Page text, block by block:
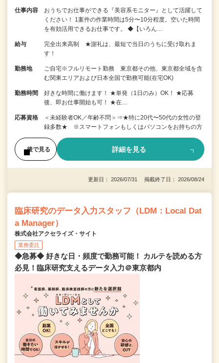
仕事内容
おうちでお仕事ができる『美容系モニター』として活躍して
ください！ 1案件の作業時間は5分〜10分程度。空いた時間
を有効活用できるお仕事です。 ◆【いろん…
給与
完全出来高制 ★謝礼は、最短で当日のうちに受け取れま
す！
勤務地
ご自宅※フルリモート勤務 東京都その他、東京都全域を含
む関東エリアおよび日本全国で勤務可能(在宅OK)
勤務時間
好きな時間に働けます！ ★単発（1日のみ）OK！ ★応募
後、即お仕事開始も可！ ★在…
応募資格
＜未経験者OK／年齢不問＞⇒★特に20代〜50代の女性の登
録多数★ ※スマートフォンもしくはパソコンをお持ちの方
後で見る 詳細を見る
更新日： 2026/07/31 掲載終了日： 2026/08/24
臨床研究のデータ入力スタッフ（LDM：Local Dat
a Manager）
株式会社アクセライズ・サイト
業務委託
◆急募◆ 好きな日・頻度で勤務可能！ カルテを読める方
必見！臨床研究支えるデータ入力＠東京都内